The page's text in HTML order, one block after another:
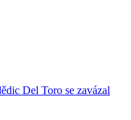
Del Toro se zavázal